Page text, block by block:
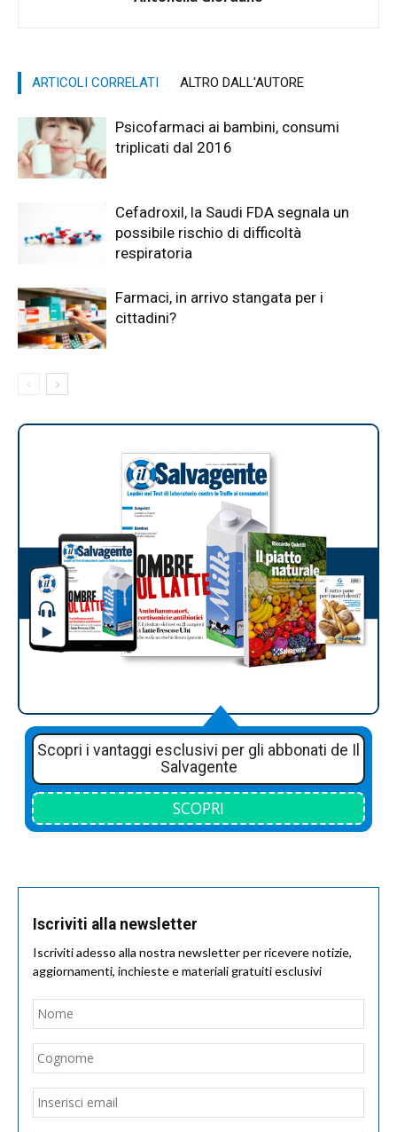
ARTICOLI CORRELATI ALTRO DALL'AUTORE
Psicofarmaci ai bambini, consumi
triplicati dal 2016
Cefadroxil, la Saudi FDA segnala un
possibile rischio di difficoltà
respiratoria
Farmaci, in arrivo stangata per i
cittadini?
Scopri i vantaggi esclusivi per gli abbonati de Il
Salvagente
SCOPRI
Iscriviti alla newsletter
Iscriviti adesso alla nostra newsletter per ricevere notizie,
aggiornamenti, inchieste e materiali gratuiti esclusivi
Nome
Email